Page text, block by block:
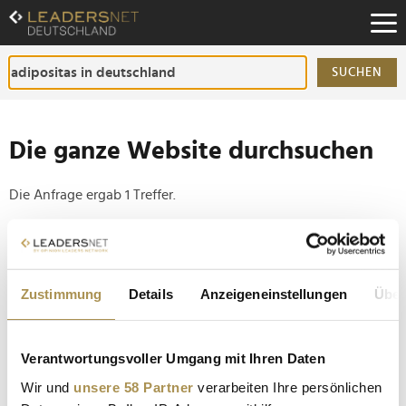
Zustimmung Details Anzeigeneinstellungen
Verantwortungsvoller Umgang mit Ihren Daten
Wir und unsere 58 Partner verarbeiten Ihre persönlichen
Zum
Inhalt
Zur
Fußzeilen-
Navigation
SUCHEN
Die ganze Website durchsuchen
Die Anfrage ergab 1 Treffer.
Tipp
Setzen Sie die gesuchten Wörter zwischen
Anführungszeichen: zb "Vorname Nachname".
Der Durchschnittsmensch in Deutschland wiegt 78,3
Kilo – und ist 1,73 Meter groß